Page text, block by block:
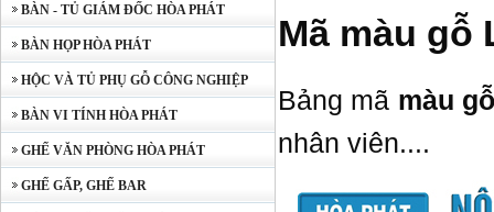
BÀN - TỦ GIÁM ĐỐC HÒA PHÁT
BÀN HỌP HÒA PHÁT
HỘC VÀ TỦ PHỤ GỖ CÔNG NGHIỆP
BÀN VI TÍNH HÒA PHÁT
GHẾ VĂN PHÒNG HÒA PHÁT
GHẾ GẤP, GHẾ BAR
Mã màu gỗ
Bảng mã màu
nhân viên....